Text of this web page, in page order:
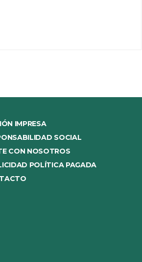
IMPRESA
SOCIAL
CON NOSOTROS
POLÍTICA PAGADA